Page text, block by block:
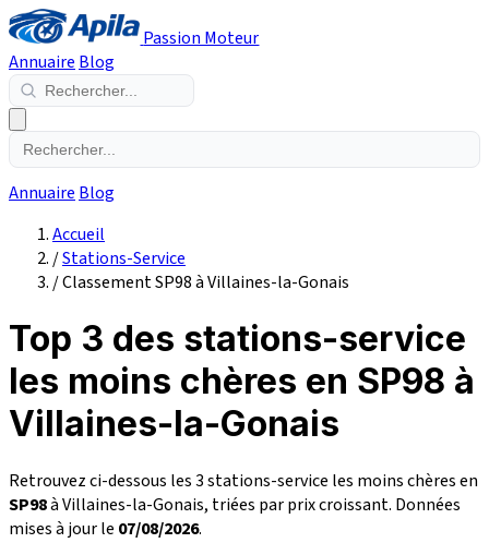
Passion Moteur
Annuaire Blog
Annuaire Blog
Accueil
/Stations-Service
/Classement SP98 à Villaines-la-Gonais
Top 3 des stations-service
les moins chères en SP98 à
Villaines-la-Gonais
Retrouvez ci-dessous les 3 stations-service les moins chères en
SP98à Villaines-la-Gonais, triées par prix croissant. Données
mises à jour le 07/08/2026.